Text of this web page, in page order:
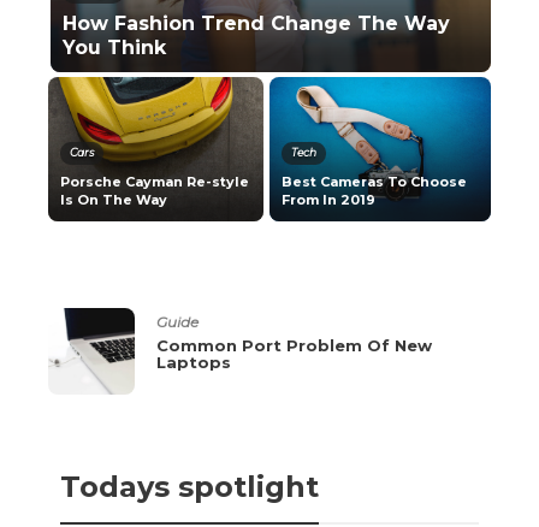
How Fashion Trend Change The Way
You Think
Cars
Porsche Cayman Re-style
Is On The Way
Tech
Best Cameras To Choose
From In 2019
Guide
Common Port Problem Of New
Laptops
Todays spotlight